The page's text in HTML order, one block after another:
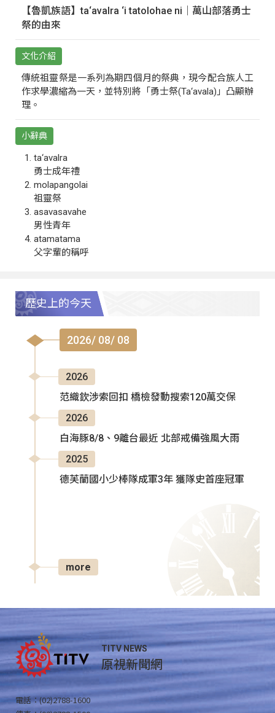
【魯凱族語】ta‘avalra ‘i tatolohae ni｜萬山部落勇士
祭的由來
文化介紹
傳統祖靈祭是一系列為期四個月的祭典，現今配合族人工
作求學濃縮為一天，並特別將「勇士祭(Ta‘avala)」凸顯辦
理。
小辭典
ta‘avalra
勇士成年禮
molapangolai
祖靈祭
asavasavahe
男性青年
atamatama
父字輩的稱呼
歷史上的今天
2026/ 08/ 08
2026
范織欽涉索回扣 橋檢發動搜索120萬交保
2026
白海豚8/8、9離台最近 北部戒備強風大雨
2025
德芙蘭國小少棒隊成軍3年 獲隊史首座冠軍
more
TITV NEWS
原視新聞網
電話：(02)2788-1600